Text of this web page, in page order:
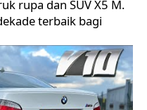
rupa dan SUV X5 M.
terbaik bagi